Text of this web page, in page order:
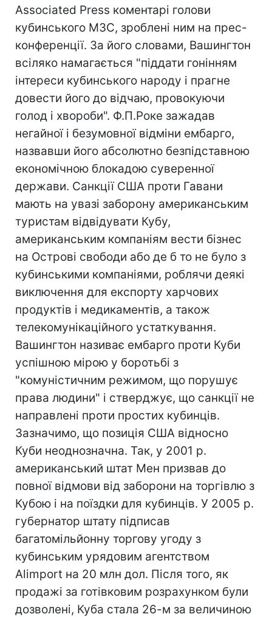
Associated Press коментарі голови
кубинського МЗС, зроблені ним на прес-
конференції. За його словами, Вашингтон
всіляко намагається "піддати гонінням
інтереси кубинського народу і прагне
довести його до відчаю, провокуючи
голод і хвороби". Ф.П.Роке зажадав
негайної і безумовної відміни ембарго,
назвавши його абсолютно безпідставною
економічною блокадою суверенної
держави. Санкції США проти Гавани
мають на увазі заборону американським
туристам відвідувати Кубу,
американським компаніям вести бізнес
на Острові свободи або де б то не було з
кубинськими компаніями, роблячи деякі
виключення для експорту харчових
продуктів і медикаментів, а також
телекомунікаційного устаткування.
Вашингтон називає ембарго проти Куби
успішною мірою у боротьбі з
"комуністичним режимом, що порушує
права людини" і стверджує, що санкції не
направлені проти простих кубинців.
Зазначимо, що позиція США відносно
Куби неоднозначна. Так, у 2001 р.
американський штат Мен призвав до
повної відмови від заборони на торгівлю з
Кубою і на поїздки для кубинців. У 2005 р.
губернатор штату підписав
багатомільйонну торгову угоду з
кубинським урядовим агентством
Alimport на 20 млн дол. Після того, як
продажі за готівковим розрахунком були
дозволені, Куба стала 26-м за величиною